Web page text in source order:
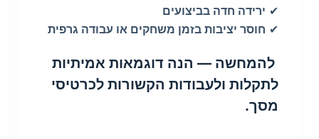
✔ ירידה חדה בביצועים
✔ חוסר יציבות בזמן משחקים או עבודה גרפית
להמחשה — הנה דוגמאות אמיתיות
לתקלות ולעבודות הקשורות לכרטיסי
מסך.